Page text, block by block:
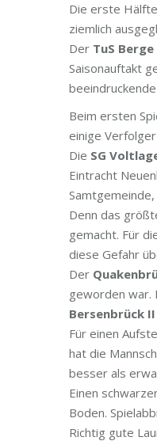
Die erste
ziemlich
Der TuS Berge
Saisonauftakt
Beim ersten
einige
Die SG
Eintracht
Denn das
gemacht. Für
diese Gefahr
Der
geworden war.
Bersenbrück II
Für einen
hat die
besser als
Einen
Boden.
Richtig gute